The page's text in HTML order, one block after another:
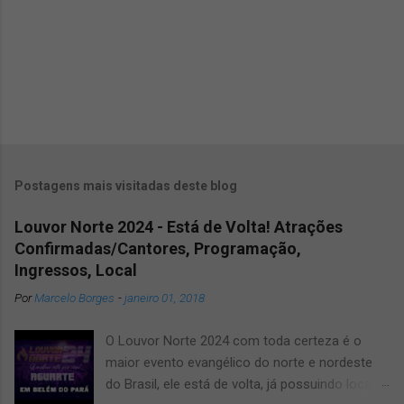
Postagens mais visitadas deste blog
Louvor Norte 2024 - Está de Volta! Atrações
Confirmadas/Cantores, Programação,
Ingressos, Local
PorMarcelo Borges -janeiro 01, 2018
O Louvor Norte 2024 com toda certeza é o
maior evento evangélico do norte e nordeste
do Brasil, ele está de volta, já possuindo local